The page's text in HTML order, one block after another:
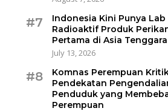
#7
Indonesia Kini Punya Lab
Radioaktif Produk
Pertama di Asia Tenggara
July 13, 2026
#8
Komnas Perempuan
Pendekatan
Penduduk yang
Perempuan